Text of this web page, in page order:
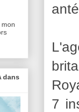
7
dans